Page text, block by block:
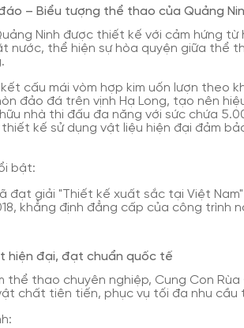
– Biểu tượng thể thao của Quảng
Ninh được thiết kế với cảm hứng từ
nước, thể hiện sự hòa quyện giữa thể
cấu mái vòm hợp kim uốn lượn theo
đảo đá trên vịnh Hạ Long, tạo nên
nhà thi đấu đa năng với sức chứa
kế sử dụng vật liệu hiện đại đảm
bật:
đạt giải "Thiết kế xuất sắc tại Việt
khẳng định đẳng cấp của công trình
hiện đại, đạt chuẩn quốc tế
thể thao chuyên nghiệp, Cung Con
chất tiên tiến, phục vụ tối đa nhu cầu